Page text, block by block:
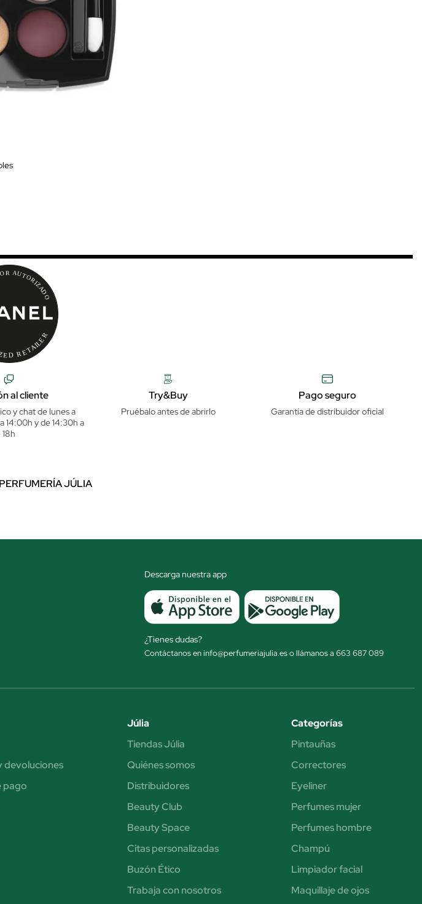
al cliente
y chat de lunes a
14:00h y de 14:30h a
18h
Try&Buy
Pruébalo antes de abrirlo
Pago seguro
Garantía de distribuidor oficial
JÚLIA
Descarga nuestra app
¿Tienes dudas?
Contáctanos en info@perfumeriajulia.es o llámanos a 663 687 089
devoluciones
pago
Júlia
Tiendas Júlia
Quiénes somos
Distribuidores
Beauty Club
Beauty Space
Citas personalizadas
Buzón Ético
Trabaja con nosotros
Categorías
Pintauñas
Correctores
Eyeliner
Perfumes mujer
Perfumes hombre
Champú
Limpiador facial
Maquillaje de ojos